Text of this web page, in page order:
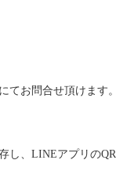
てお問合せ頂けます。
し、LINEアプリの